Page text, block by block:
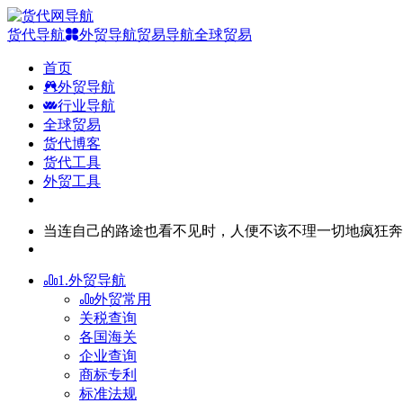
货代导航 外贸导航贸易导航全球贸易
首页
外贸导航
行业导航
全球贸易
货代博客
货代工具
外贸工具
当连自己的路途也看不见时，人便不该不理一切地疯狂
1.外贸导航
外贸常用
关税查询
各国海关
企业查询
商标专利
标准法规